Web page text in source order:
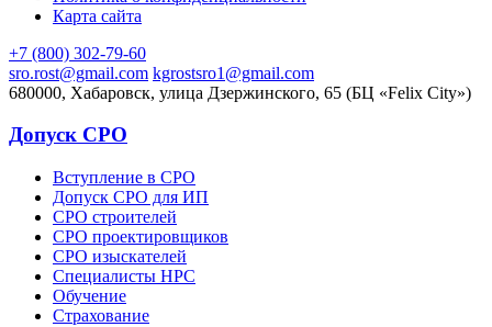
Карта сайта
+7 (800) 302-79-60
sro.rost@gmail.com kgrostsro1@gmail.com
680000, Хабаровск, улица Дзержинского, 65 (БЦ «Felix City»)
Допуск СРО
Вступление в СРО
Допуск СРО для ИП
СРО строителей
СРО проектировщиков
СРО изыскателей
Специалисты НРС
Обучение
Страхование